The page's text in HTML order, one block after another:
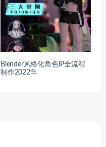
Blender风格化角色IP全流程
制作2022年